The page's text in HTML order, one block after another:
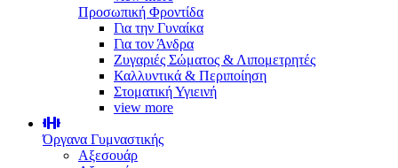
Προσωπική Φροντίδα
Για την Γυναίκα
Για τον Άνδρα
Ζυγαριές Σώματος & Λιπομετρητές
Καλλυντικά & Περιποίηση
Στοματική Υγιεινή
view more
Όργανα Γυμναστικής
Αξεσουάρ